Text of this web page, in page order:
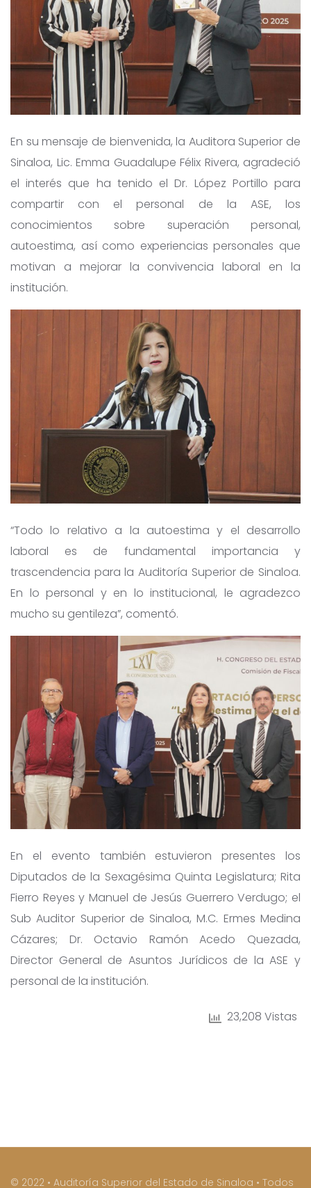
En su mensaje de bienvenida, la Auditora Superior de
Sinaloa, Lic. Emma Guadalupe Félix Rivera, agradeció
el interés que ha tenido el Dr. López Portillo para
compartir con el personal de la ASE, los
conocimientos sobre superación personal,
autoestima, así como experiencias personales que
motivan a mejorar la convivencia laboral en la
institución.
“Todo lo relativo a la autoestima y el desarrollo
laboral es de fundamental importancia y
trascendencia para la Auditoría Superior de Sinaloa.
En lo personal y en lo institucional, le agradezco
mucho su gentileza”, comentó.
En el evento también estuvieron presentes los
Diputados de la Sexagésima Quinta Legislatura; Rita
Fierro Reyes y Manuel de Jesús Guerrero Verdugo; el
Sub Auditor Superior de Sinaloa, M.C. Ermes Medina
Cázares; Dr. Octavio Ramón Acedo Quezada,
Director General de Asuntos Jurídicos de la ASE y
personal de la institución.
23,208 Vistas
© 2022 • Auditoría Superior del Estado de Sinaloa • Todos